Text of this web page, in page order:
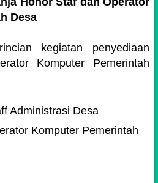
Desa
kegiatan penyediaan
Komputer Pemerintah
Administrasi Desa
Komputer Pemerintah